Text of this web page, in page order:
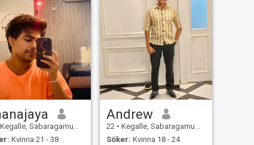
Kegalle, Sabaragamuwa, Sri Lanka
Kvinna 21 - 38
Andrew
22 • Kegalle, Sabaragamuwa, Sri Lanka
Söker: Kvinna 18 - 24